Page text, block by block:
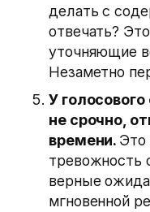
делать с
отвечать?
уточняющие
Незаметно
У
не срочно,
времени. Это
тревожность
верные
мгновенной